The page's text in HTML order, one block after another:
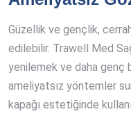
Güzellik ve gençlik,
edilebilir. Trawell Med
yenilemek ve daha genç
ameliyatsız yöntemler
kapağı estetiğinde